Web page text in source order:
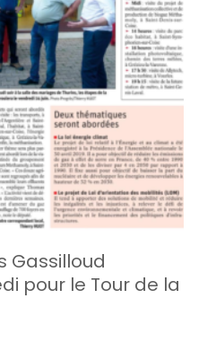
Gassilloud
pour le Tour de la